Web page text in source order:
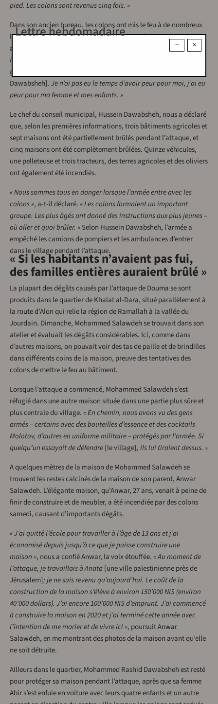
pied. Les colons sont revenus cinq fois. »
Dans son ancien bureau, les colons ont mis le feu à de nombreux
livres, y compris des livres religieux et des poèmes. « Ce sont mes
archives », déplore-t-il.
« Qui brûle des livres? Je comprends
l’hébreu, je les ai entendus se dire qu’il fallait brûler la maison
grise
Dawabsheh]. Je n’ai pas eu le temps d’avoir peur pour moi, j’ai eu
peur pour ma femme et mes enfants. »
Le chef du conseil municipal, Hussein Dawabsheh, nous a déclaré
que, selon les premières informations, trois bâtiments agricoles et
sept maisons ont été partiellement brûlés pendant l’attaque, et
cinq maisons ont été complètement brûlées. Quinze véhicules,
une pelleteuse et trois tracteurs, des terres agricoles et des oliviers
ont également été incendiés.
« Nous sommes tous en danger lorsque l’armée entre avec les
colons », a-t-il déclaré.« Les colons formaient un important
groupe. Les plus âgés ont donné des instructions aux plus jeunes –
où aller et quoi brûler. »Selon Hussein Dawabsheh, l’armée a
empêché les camions de pompiers et les ambulances d’entrer
dans le village pendant l’attaque.
« Si les habitants n’avaient pas fui,
des familles entières auraient brûlé »
La plupart des dégâts causés par l’attaque de Douma se sont
produits dans le quartier de Khalat al-Dara, situé parallèlement à
la route d’Alon qui relie la région de Ramallah à la vallée du
Jourdain. Dimanche, Mohammed Salawdeh se trouvait dans son
atelier et évaluait les dégâts considérables. Ici, comme dans
d’autres maisons, on pouvait voir des tas de paille et de brindilles
dans différents coins de la maison, preuve des tentatives des
colons de mettre le feu au bâtiment.
Lorsque l’attaque a commencé, Mohammed Salawdeh s’est
réfugié dans une autre maison située dans une partie plus sûre et
plus centrale du village.« En chemin, nous avons vu des gens
armés – certains avec des bouteilles d’essence et des cocktails
Molotov, d’autres en uniforme militaire – protégés par l’armée. Si
quelqu’un essayait de défendre[le village], ils lui tiraient dessus. »
A quelques mètres de la maison de Mohammed Salawdeh se
trouvent les restes calcinés de la maison de son parent, Anwar
Salawdeh. L’élégante maison, qu’Anwar, 27 ans, venait à peine de
finir de construire et de meubler, a été incendiée par des colons
samedi, causant d’importants dégâts.
« J’ai quitté l’école pour travailler à l’âge de 13 ans et j’ai
économisé depuis jusqu’à ce que je puisse construire une
maison », nous a confié Anwar, la voix étouffée.« Au moment de
l’attaque, je travaillais à Anata[une ville palestinienne près de
Jérusalem]; je ne suis revenu qu’aujourd’hui. Le coût de la
construction de la maison s’élève à environ 150’000 NIS (environ
40’000 dollars). J’ai encore 100’000 NIS d’emprunt. J’ai commencé
à construire la maison en 2020 et j’ai terminé cette année avec
l’intention de me marier et de vivre ici », poursuit Anwar
Salawdeh, en me montrant des photos de la maison avant qu’elle
ne soit détruite.
Ailleurs dans le quartier, Mohammed Rashid Dawabsheh est resté
pour protéger sa maison pendant l’attaque, après que sa femme
Abir s’est enfuie en voiture avec leurs quatre enfants et un autre
×
−
Lettre hebdomadaire